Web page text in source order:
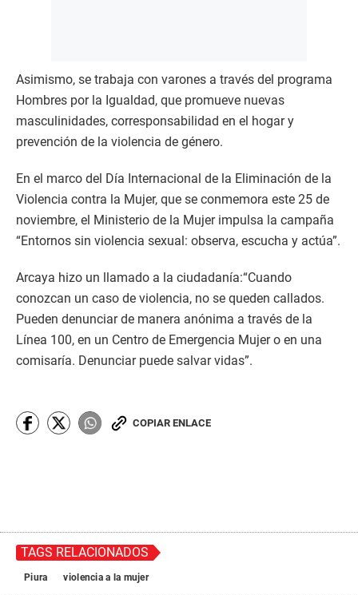
Asimismo, se trabaja con varones a través del programa
Hombres por la Igualdad, que promueve nuevas
masculinidades, corresponsabilidad en el hogar y
prevención de la violencia de género.
En el marco del Día Internacional de la Eliminación de la
Violencia contra la Mujer, que se conmemora este 25 de
noviembre, el Ministerio de la Mujer impulsa la campaña
“Entornos sin violencia sexual: observa, escucha y actúa”.
Arcaya hizo un llamado a la ciudadanía:“Cuando
conozcan un caso de violencia, no se queden callados.
Pueden denunciar de manera anónima a través de la
Línea 100, en un Centro de Emergencia Mujer o en una
comisaría. Denunciar puede salvar vidas”.
COPIAR ENLACE
TAGS RELACIONADOS
Piura violencia a la mujer